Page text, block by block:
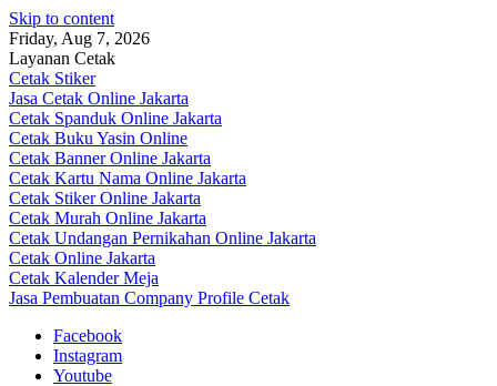
Skip to content
Friday, Aug 7, 2026
Layanan Cetak
Cetak Stiker
Jasa Cetak Online Jakarta
Cetak Spanduk Online Jakarta
Cetak Buku Yasin Online
Cetak Banner Online Jakarta
Cetak Kartu Nama Online Jakarta
Cetak Stiker Online Jakarta
Cetak Murah Online Jakarta
Cetak Undangan Pernikahan Online Jakarta
Cetak Online Jakarta
Cetak Kalender Meja
Jasa Pembuatan Company Profile Cetak
Facebook
Instagram
Youtube